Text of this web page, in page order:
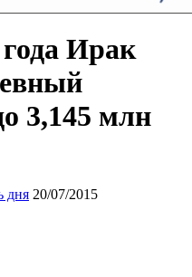
Ирак
3,145 млн
дня 20/07/2015